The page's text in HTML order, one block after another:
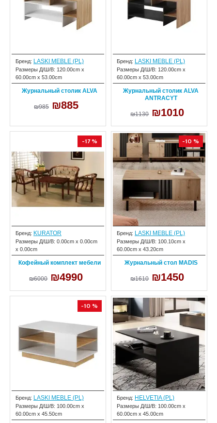
Бренд: LASKI MEBLE (PL)
Размеры Д/Ш/В: 120.00cm x
60.00cm x 53.00cm
Журнальный столик ALVA
₪985 ₪885
Бренд: LASKI MEBLE (PL)
Размеры Д/Ш/В: 120.00cm x
60.00cm x 53.00cm
Журнальный столик ALVA
ANTRACYT
₪1130 ₪1010
-17 %
Бренд: KURATOR
Размеры Д/Ш/В: 0.00cm x 0.00cm
x 0.00cm
Кофейный комплект мебели
₪6000 ₪4990
-10 %
Бренд: LASKI MEBLE (PL)
Размеры Д/Ш/В: 100.10cm x
60.00cm x 43.20cm
Журнальный стол MADIS
₪1610 ₪1450
-10 %
Бренд: LASKI MEBLE (PL)
Размеры Д/Ш/В: 100.00cm x
60.00cm x 45.50cm
Бренд: HELVETIA (PL)
Размеры Д/Ш/В: 100.00cm x
60.00cm x 45.00cm